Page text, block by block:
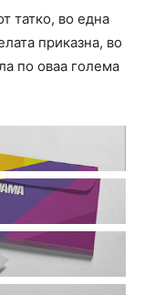
татко, во една
приказна, во
по оваа голема